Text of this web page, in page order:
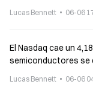
Lucas Bennett 06-06
El Nasdaq cae un
semiconductores se
Lucas Bennett 06-06